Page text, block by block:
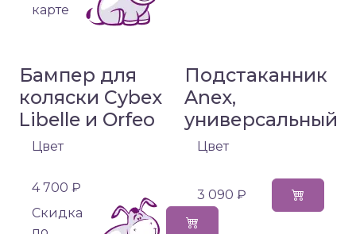
карте
Бампер для
коляски Cybex
Libelle и Orfeo
Цвет
4 700 ₽
Cкидка
Подстаканник
Anex,
универсальный
Цвет
3 090 ₽